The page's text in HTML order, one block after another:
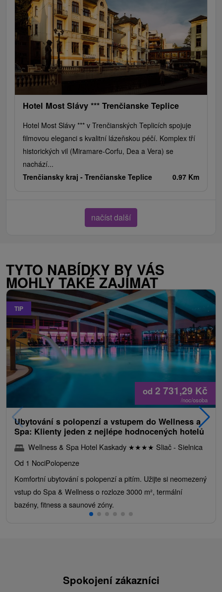
Hotel Most Slávy *** Trenčianske Teplice
Hotel Most Slávy *** v Trenčianských Teplicích spojuje
filmovou eleganci s kvalitní lázeňskou péčí. Komplex tří
historických vil (Miramare-Corfu, Dea a Vera) se
nachází...
Trenčiansky kraj - Trenčianske Teplice 0.97 Km
načíst další
TYTO NABÍDKY BY VÁS
MOHLY TAKÉ ZAJÍMAT
TIP
od 2 731,29 Kč
/noc/osoba
Ubytování s polopenzí a vstupem do Wellness a
Spa: Klienty jeden z nejlépe hodnocených hotelů
Wellness & Spa Hotel Kaskady ★★★★ Sliač - Sielnica
Od 1 NociPolopenze
Komfortní ubytování s polopenzí a pitím. Užijte si neomezený
vstup do Spa & Wellness o rozloze 3000 m², termální
bazény, fitness a saunové zóny.
Spokojení zákazníci